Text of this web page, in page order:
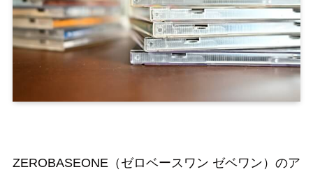
ZEROBASEONE（ゼロベースワン ゼベワン）のア